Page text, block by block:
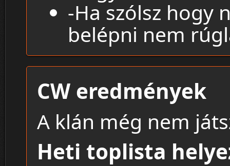
-Ha szólsz hogy
belépni nem
CW eredmények
A klán még nem
Heti toplista